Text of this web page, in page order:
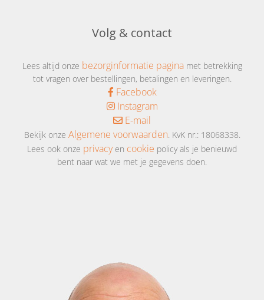
Volg & contact
Lees altijd onze bezorginformatie paginamet betrekking
tot vragen over bestellingen, betalingen en leveringen.
Facebook
Instagram
E-mail
Bekijk onze Algemene voorwaarden. KvK nr.: 18068338.
Lees ook onze privacyen cookie policy als je benieuwd
bent naar wat we met je gegevens doen.